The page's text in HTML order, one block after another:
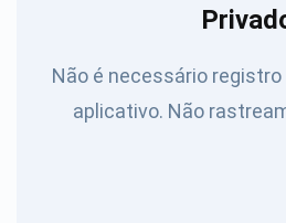
Não é necessário registro
aplicativo. Não